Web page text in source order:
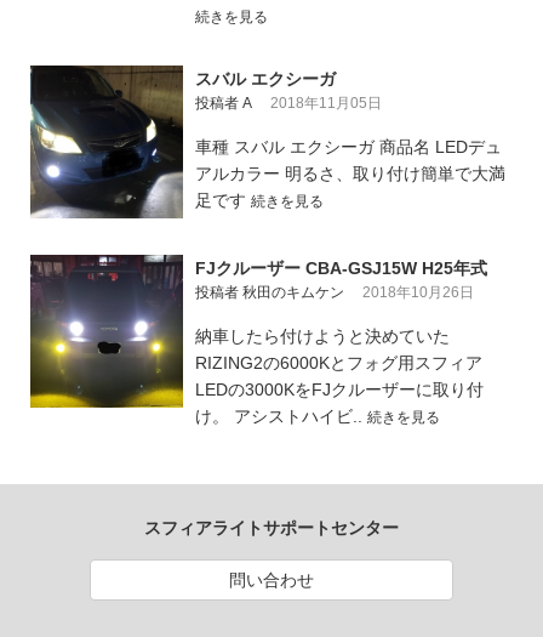
続きを見る
スバル エクシーガ
投稿者 A 2018年11月05日
車種 スバル エクシーガ 商品名 LEDデュ
アルカラー 明るさ、取り付け簡単で大満
足です 続きを見る
FJクルーザー CBA-GSJ15W H25年式
投稿者 秋田のキムケン 2018年10月26日
納車したら付けようと決めていた
RIZING2の6000Kとフォグ用スフィア
LEDの3000KをFJクルーザーに取り付
け。 アシストハイビ.. 続きを見る
スフィアライトサポートセンター
問い合わせ